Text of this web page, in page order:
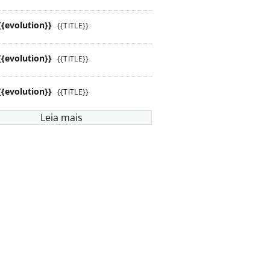
{{TITLE}}
{{TITLE}}
{{TITLE}}
Leia mais